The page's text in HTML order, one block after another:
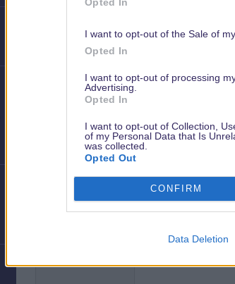
I want to opt-out of the Sale of
Opted In
I want to opt-out of processing
Advertising.
Opted In
I want to opt-out of Collection,
of my Personal Data that Is
was collected.
Opted Out
CONFIRM
Data Deletion
Flounder
Imagineer Azubi
1 Februar 2014
1. Wo im Park
Im Resort fallen
anonym